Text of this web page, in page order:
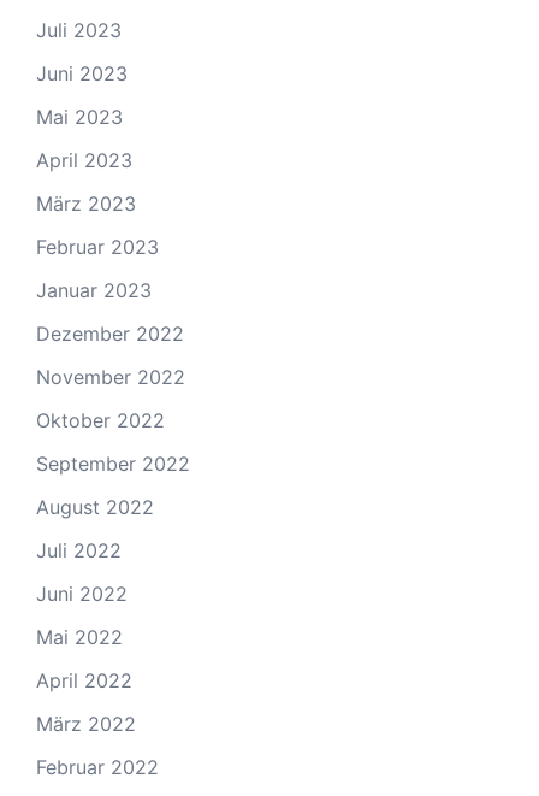
Juli 2023
Juni 2023
Mai 2023
April 2023
März 2023
Februar 2023
Januar 2023
Dezember 2022
November 2022
Oktober 2022
September 2022
August 2022
Juli 2022
Juni 2022
Mai 2022
April 2022
März 2022
Februar 2022